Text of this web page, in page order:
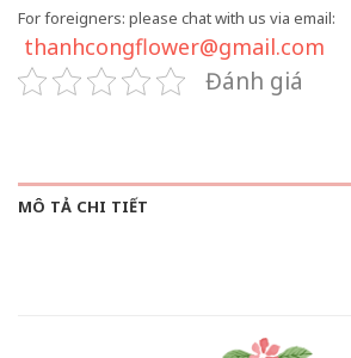
For foreigners: please chat with us via email:
thanhcongflower@gmail.com
Đánh giá
MÔ TẢ CHI TIẾT